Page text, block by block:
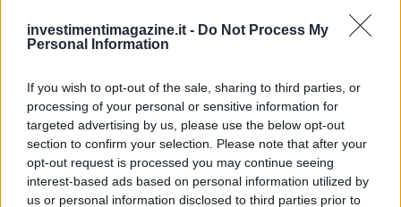
investimentimagazine.it - Do Not Process My
Personal Information
If you wish to opt-out of the sale, sharing to third parties, or
processing of your personal or sensitive information for
targeted advertising by us, please use the below opt-out
section to confirm your selection. Please note that after your
opt-out request is processed you may continue seeing
interest-based ads based on personal information utilized by
us or personal information disclosed to third parties prior to